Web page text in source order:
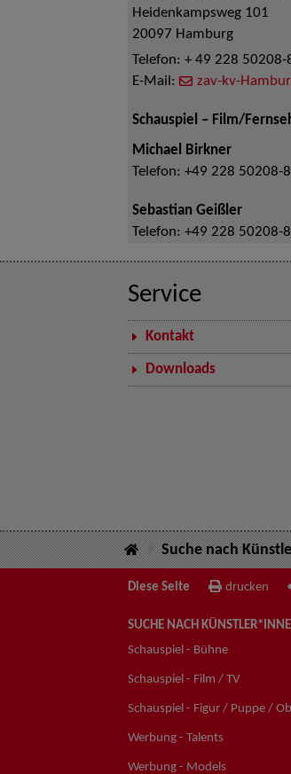
Heidenkampsweg 101
20097 Hamburg
Telefon: + 49 228 50208-
E-Mail:
zav-kv-
Schauspiel – Film/
Michael Birkner
Telefon: +49 228 50208-
Sebastian Geißler
Telefon: +49 228 50208-
Service
Kontakt
Downloads
Suche nach
Diese Seite drucken
SUCHE NACH
Schauspiel - Bühne
Schauspiel - Film / TV
Schauspiel - Figur / Puppe /
Werbung - Talents
Werbung - Models